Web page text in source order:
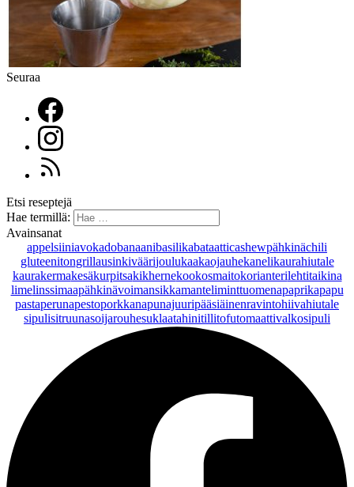
Seuraa
Etsi reseptejä
Hae termillä:
Avainsanat
appelsiiniavokadobanaanibasilikabataatticashewpähkinächili
gluteenitongrillausinkiväärijoulukaakaojauhekanelikaurahiutale
kaurakermakesäkurpitsakikhernekookosmaitokorianterilehtitaikina
limelinssimaapähkinävoimansikkamanteliminttuomenapaprikapapu
pastaperunapestoporkkanapunajuuripääsiäinenravintohiivahiutale
sipulisitruunasoijarouhesuklaatahinitillitofutomaattivalkosipuli